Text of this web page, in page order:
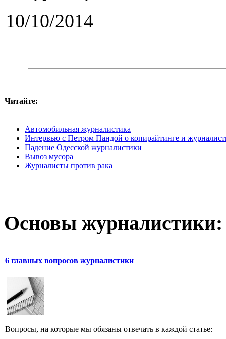
10/10/2014
Читайте:
Автомобильная журналистика
Интервью с Петром Пандой о копирайтинге и
Падение Одесской журналистики
Вывоз мусора
Журналисты против рака
Основы журналистики:
6 главных вопросов журналистики
Вопросы, на которые мы обязаны отвечать в каждой статье: